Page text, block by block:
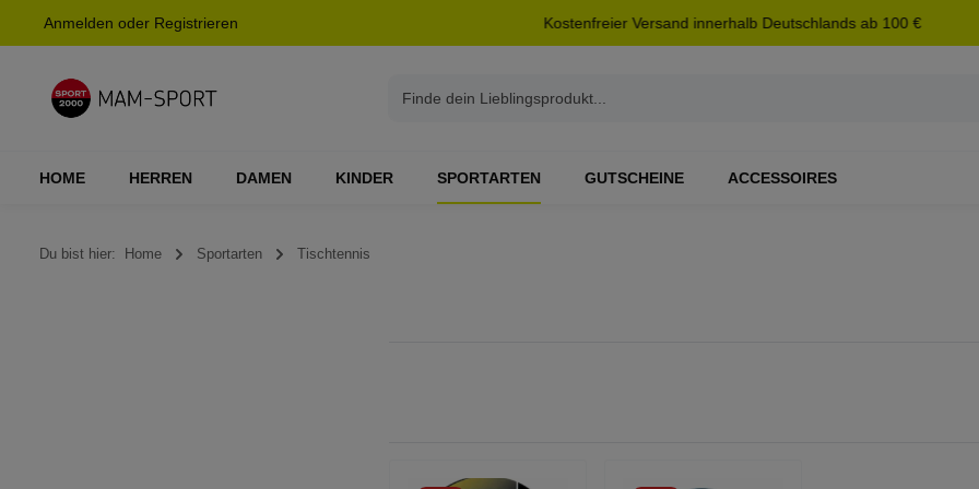
Zur Hauptnavigation springen
Anmelden oder Registrieren Kostenfreier Versand innerhalb Deutschlands ab 100 €
HOME HERREN DAMEN KINDER SPORTARTEN GUTSCHEINE ACCESSOIRES
Du bist hier: Home Sportarten Tischtennis